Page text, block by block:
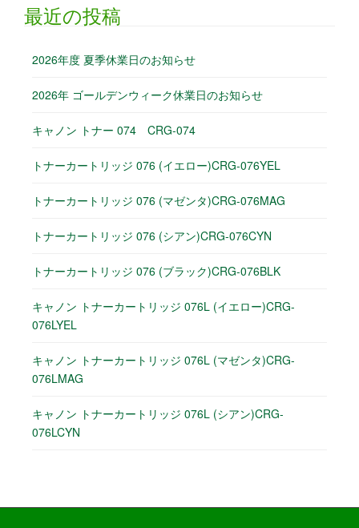
最近の投稿
2026年度 夏季休業日のお知らせ
2026年 ゴールデンウィーク休業日のお知らせ
キャノン トナー 074 CRG-074
トナーカートリッジ 076 (イエロー)CRG-076YEL
トナーカートリッジ 076 (マゼンタ)CRG-076MAG
トナーカートリッジ 076 (シアン)CRG-076CYN
トナーカートリッジ 076 (ブラック)CRG-076BLK
キャノン トナーカートリッジ 076L (イエロー)CRG-
076LYEL
キャノン トナーカートリッジ 076L (マゼンタ)CRG-
076LMAG
キャノン トナーカートリッジ 076L (シアン)CRG-
076LCYN